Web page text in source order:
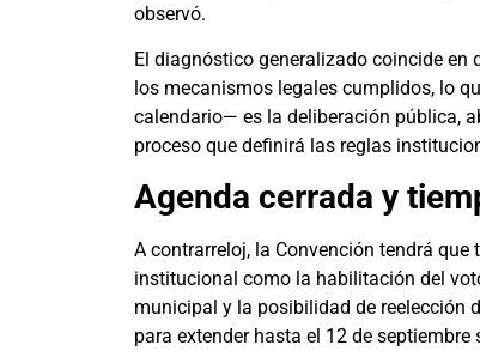
observó.
El diagnóstico generalizado coincide en
los mecanismos legales cumplidos, lo
calendario— es la deliberación pública,
proceso que definirá las reglas
Agenda cerrada y
A contrarreloj, la Convención tendrá
institucional como la habilitación del
municipal y la posibilidad de reelección
para extender hasta el 12 de